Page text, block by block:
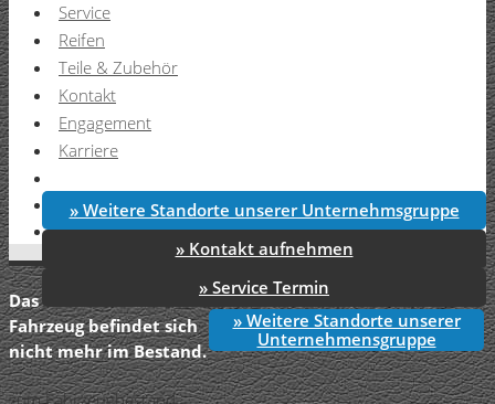
Service
Reifen
Teile & Zubehör
Kontakt
Engagement
Karriere
» Weitere Standorte unserer Unternehmsgruppe
» Kontakt aufnehmen
» Service Termin
» Weitere Standorte unserer
Unternehmensgruppe
Das
Fahrzeug befindet sich
nicht mehr im Bestand.